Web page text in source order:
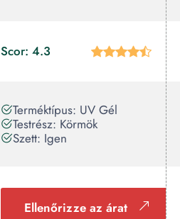
Scor: 4.3
Terméktípus: UV Gél
Testrész: Körmök
Szett: Igen
Ellenőrizze az árat